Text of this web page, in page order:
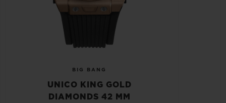
BIG BANG
UNICO KING GOLD
DIAMONDS 42 MM